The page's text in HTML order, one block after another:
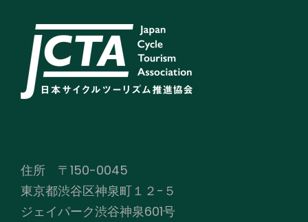
住所 〒150-0045
東京都渋谷区神泉町１２−５
ジェイパーク渋谷神泉601号